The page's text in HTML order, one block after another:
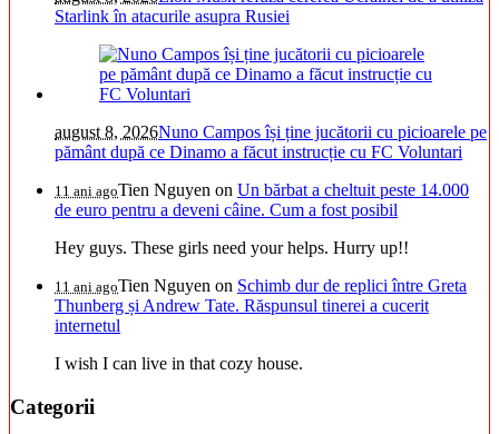
Starlink în atacurile asupra Rusiei
august 8, 2026Nuno Campos își ține jucătorii cu picioarele pe
pământ după ce Dinamo a făcut instrucție cu FC Voluntari
11 ani agoTien Nguyen on Un bărbat a cheltuit peste 14.000
de euro pentru a deveni câine. Cum a fost posibil
Hey guys. These girls need your helps. Hurry up!!
11 ani agoTien Nguyen on Schimb dur de replici între Greta
Thunberg și Andrew Tate. Răspunsul tinerei a cucerit
internetul
I wish I can live in that cozy house.
Categorii